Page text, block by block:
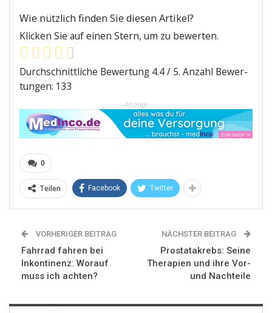
Wie nütz­lich fin­den Sie die­sen Artikel?
Kli­cken Sie auf einen Stern, um zu bewerten.
Durch­schnitt­li­che Bewer­tung 4.4/ 5. Anzahl Bewer­
tun­gen: 133
- Anzeige -
0
Teilen Facebook Twitter
VORHERIGER BEITRAG
Fahrrad fahren bei
Inkontinenz: Worauf
muss ich achten?
NÄCHSTER BEITRAG
Prostatakrebs: Seine
Therapien und ihre Vor-
und Nachteile